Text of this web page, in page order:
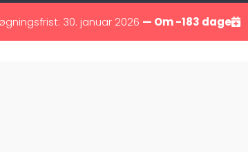
30. januar 2026 — Om -183 dage